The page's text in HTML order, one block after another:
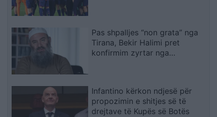
Pas shpalljes “non grata” nga
Tirana, Bekir Halimi pret
konfirmim zyrtar nga
Infantino kërkon ndjesë për
propozimin e shitjes së të
drejtave të Kupës së Botës